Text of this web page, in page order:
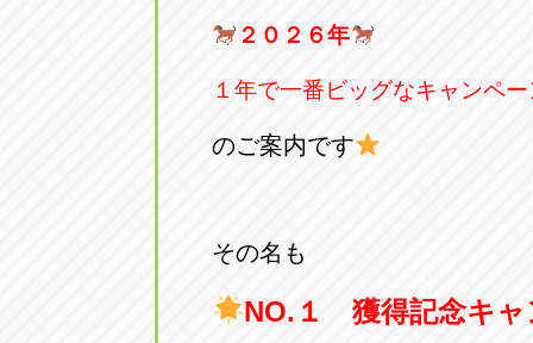
アップル
0561-53-
アップル常滑店
アップル小牧店
アップル尾張旭店
愛知県尾張旭市印場元町5-2-8
２０２６年
１年で一番ビッグなキャンペ
のご案内です
その名も
NO.１ 獲得記念キャ